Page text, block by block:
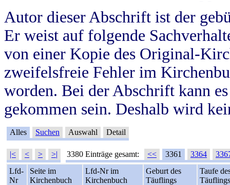
Autor dieser Abschrift ist der
Er weist auf folgende
von einer Kopie des Original-
zweifelsfreie Fehler im
worden. Bei der Abschrift kann
gekommen sein. Deshalb wird
Alles Suchen Auswahl Detail
|< < > >| 3380 Einträge gesamt: << 3361 3364
Lfd-
Nr
Seite im
Kirchenbuch
Lfd-Nr im
Kirchenbuch
Geburt des
Täuflings
Taufe
Täuflings